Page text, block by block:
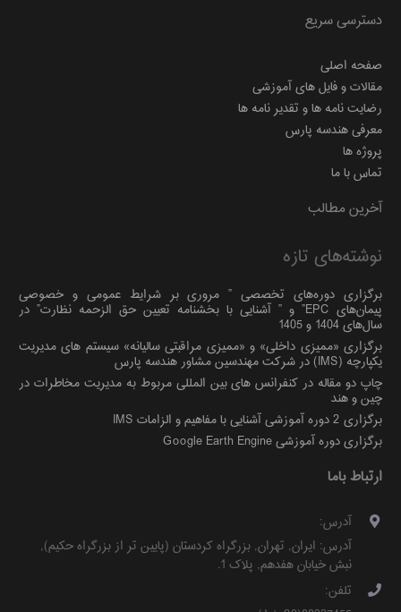
دسترسی سریع
صفحه اصلی
مقالات و فایل های آموزشی
رضایت نامه ها و تقدیر نامه ها
معرفی هندسه پارس
پروژه ها
تماس با ما
آخرین مطالب
نوشته‌های تازه
برگزاری دوره‌های تخصصی ” مروری بر شرایط عمومی و خصوصی
پیمان‌های EPC” و ” آشنایی با بخشنامه تعیین حق الزحمه نظارت” در
سال‌های 1404 و 1405
برگزاری «ممیزی داخلی» و «ممیزی مراقبتی سالیانه» سیستم های مدیریت
یکپارچه (IMS) در شرکت مهندسین مشاور هندسه پارس
چاپ دو مقاله در کنفرانس های بین المللی مربوط به مدیریت مخاطرات در
چین و هند
برگزاری 2 دوره آموزشی آشنایی با مفاهیم و الزامات IMS
برگزاری دوره آموزشی Google Earth Engine
ارتباط باما
آدرس:
آدرس: ایران, تهران, بزرگراه کردستان (پایین تر از بزرگراه حکیم),
نبش خیابان هفدهم, پلاک 1 .
تلفن: